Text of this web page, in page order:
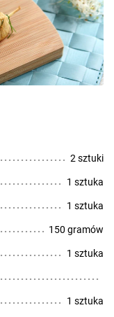
2 sztuki
1 sztuka
1 sztuka
150 gramów
1 sztuka
1 sztuka